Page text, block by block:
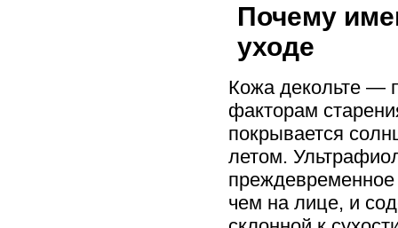
Почему
уходе
Кожа декольте —
факторам
покрывается
летом.
чем на лице, и